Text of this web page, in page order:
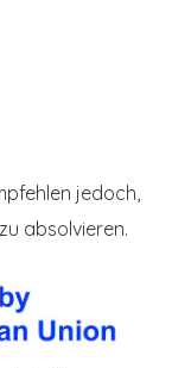
jedoch,
absolvieren.